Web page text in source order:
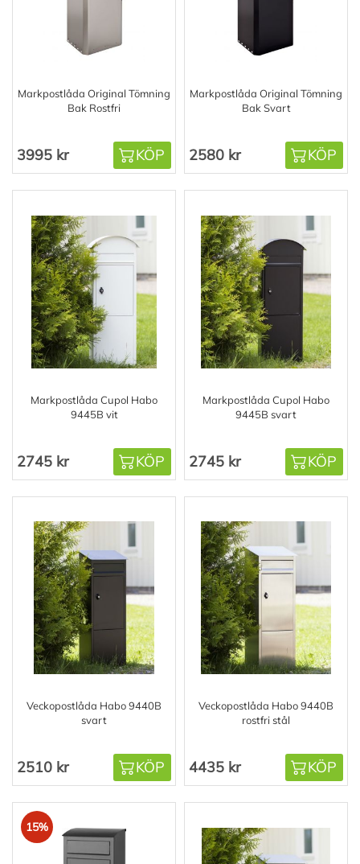
Markpostlåda Original Tömning
Bak Rostfri
3995 kr KÖP
Markpostlåda Original Tömning
Bak Svart
2580 kr KÖP
Markpostlåda Cupol Habo
9445B vit
2745 kr KÖP
Markpostlåda Cupol Habo
9445B svart
2745 kr KÖP
Veckopostlåda Habo 9440B
svart
2510 kr KÖP
Veckopostlåda Habo 9440B
rostfri stål
4435 kr KÖP
15%